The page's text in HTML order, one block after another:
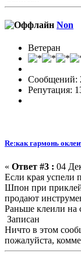
Non
Ветеран
Сообщений:
Репутация:
Re:как гармонь
« Ответ #3 : 04
Если края успели
Шпон при
продают
Раньше клеили на
Записан
Ничто в этом
пожалуйста,